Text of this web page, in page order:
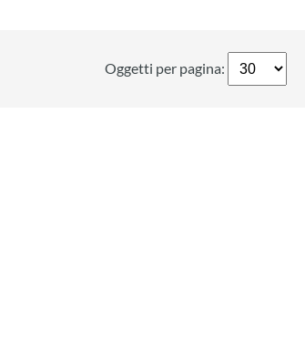
Oggetti per pagina: